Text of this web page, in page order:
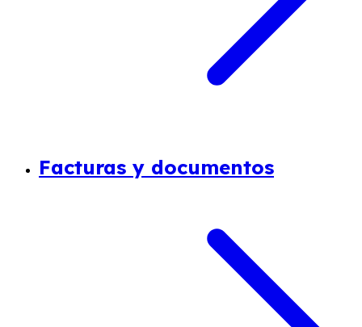
Facturas y documentos